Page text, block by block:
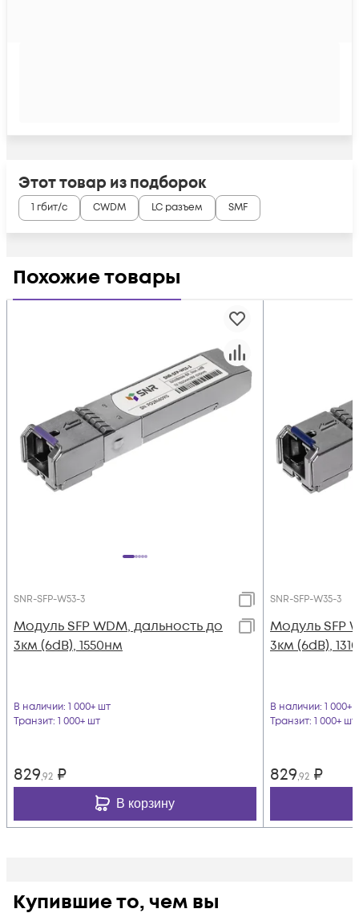
Этот товар из подборок
1 гбит/с CWDM LC разъем SMF
Похожие товары
SNR-SFP-W53-3
Модуль SFP WDM, дальность до
3км (6dB), 1550нм
В наличии: 1 000+ шт
Транзит: 1 000+ шт
829,92 ₽
В корзину
SNR-SFP-W35-3
Модуль SFP
3км (6dB),
В наличии: 1 000+
Транзит: 1 000+ шт
829,92 ₽
Купившие то, чем вы